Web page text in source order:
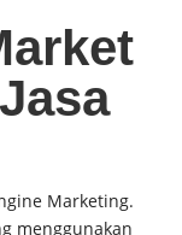
Marketing.
menggunakan